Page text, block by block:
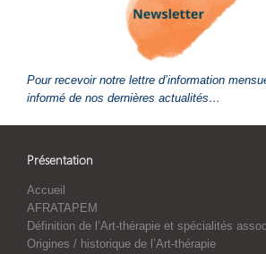
Pour recevoir notre lettre d’information
informé de nos dernières actualités…
Présentation
Accueil
AFRATAPEM
Définition de l’Art-thérapie et spécialités
Origines / historique de l’Art-thérapie